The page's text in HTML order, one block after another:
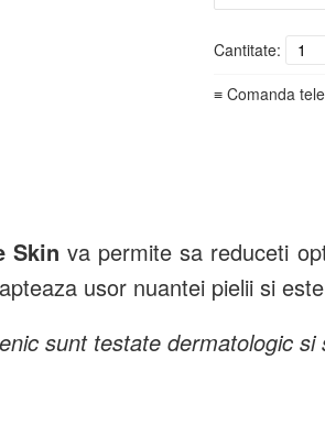
Cantitate:
≡ Comanda
Skin va permite sa reduceti
usor nuantei pielii si
sunt testate dermatologic